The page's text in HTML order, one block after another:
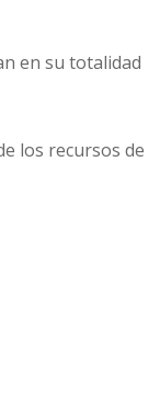
en su totalidad
los recursos de